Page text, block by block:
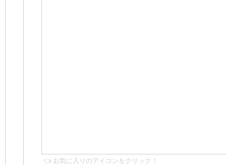
👈 お気に入りのアイコンをクリック！